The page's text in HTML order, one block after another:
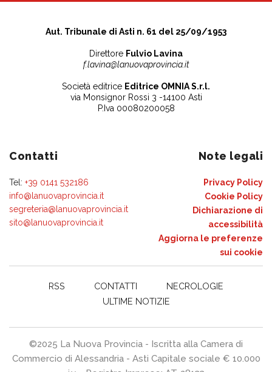
Aut. Tribunale di Asti n. 61 del 25/09/1953
Direttore Fulvio Lavina
f.lavina@lanuovaprovincia.it
Società editrice Editrice OMNIA S.r.l.
via Monsignor Rossi 3 -14100 Asti
P.Iva 00080200058
Contatti
Tel: +39 0141 532186
info@lanuovaprovincia.it
segreteria@lanuovaprovincia.it
sito@lanuovaprovincia.it
Note legali
Privacy Policy
Cookie Policy
Dichiarazione di
accessibilità
Aggiorna le preferenze
sui cookie
RSS CONTATTI
NECROLOGIE
ULTIME NOTIZIE
©2025 La Nuova Provincia - Iscritta alla Camera di
Commercio di Alessandria - Asti Capitale sociale € 10.000